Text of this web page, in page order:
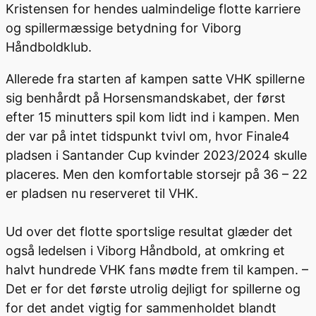
Kristensen for hendes ualmindelige flotte karriere
og spillermæssige betydning for Viborg
Håndboldklub.
Allerede fra starten af kampen satte VHK spillerne
sig benhårdt på Horsensmandskabet, der først
efter 15 minutters spil kom lidt ind i kampen. Men
der var på intet tidspunkt tvivl om, hvor Finale4
pladsen i Santander Cup kvinder 2023/2024 skulle
placeres. Men den komfortable storsejr på 36 – 22
er pladsen nu reserveret til VHK.
Ud over det flotte sportslige resultat glæder det
også ledelsen i Viborg Håndbold, at omkring et
halvt hundrede VHK fans mødte frem til kampen. –
Det er for det første utrolig dejligt for spillerne og
for det andet vigtig for sammenholdet blandt